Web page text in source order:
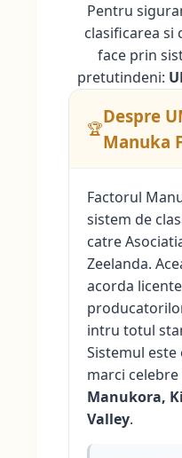
Pentru
clasificarea si
face prin
pretutindeni:
🏆
Despre
Manuka
Factorul
sistem de
catre
Zeelanda.
acorda
intru totul
Sistemul
marci
Manukora,
Valley.